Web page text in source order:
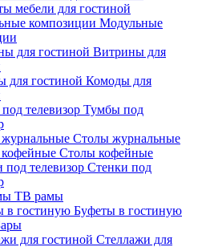
мебели для гостиной
Модульные
Витрины для
Комоды для
Тумбы под
Столы журнальные
Столы кофейные
Стенки под
ТВ рамы
Буфеты в гостиную
Стеллажи для